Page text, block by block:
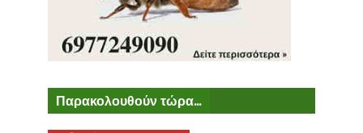
Παρακολουθούν τώρα...